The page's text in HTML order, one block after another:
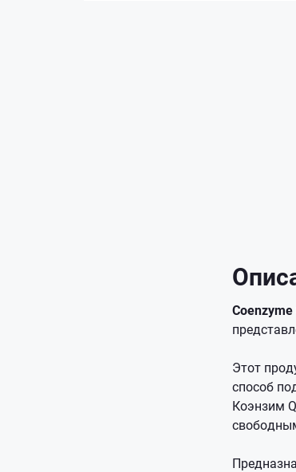
Coenzyme
Этот
способ
Коэнзим